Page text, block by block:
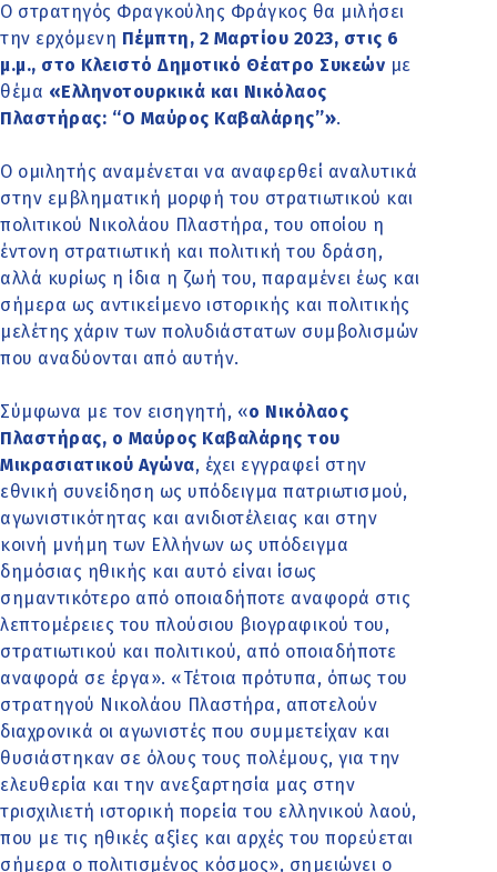
Ο στρατηγός Φραγκούλης Φράγκος θα μιλήσει
την ερχόμενη Πέμπτη, 2 Μαρτίου 2023, στις 6
μ.μ., στο Κλειστό Δημοτικό Θέατρο Συκεών με
θέμα «Ελληνοτουρκικά και Νικόλαος
Πλαστήρας: ‘‘Ο Μαύρος Καβαλάρης’’».
Ο ομιλητής αναμένεται να αναφερθεί αναλυτικά
στην εμβληματική μορφή του στρατιωτικού και
πολιτικού Νικολάου Πλαστήρα, του οποίου η
έντονη στρατιωτική και πολιτική του δράση,
αλλά κυρίως η ίδια η ζωή του, παραμένει έως και
σήμερα ως αντικείμενο ιστορικής και πολιτικής
μελέτης χάριν των πολυδιάστατων συμβολισμών
που αναδύονται από αυτήν.
Σύμφωνα με τον εισηγητή, «ο Νικόλαος
Πλαστήρας, ο Μαύρος Καβαλάρης του
Μικρασιατικού Αγώνα, έχει εγγραφεί στην
εθνική συνείδηση ως υπόδειγμα πατριωτισμού,
αγωνιστικότητας και ανιδιοτέλειας και στην
κοινή μνήμη των Ελλήνων ως υπόδειγμα
δημόσιας ηθικής και αυτό είναι ίσως
σημαντικότερο από οποιαδήποτε αναφορά στις
λεπτομέρειες του πλούσιου βιογραφικού του,
στρατιωτικού και πολιτικού, από οποιαδήποτε
αναφορά σε έργα». «Τέτοια πρότυπα, όπως του
στρατηγού Νικολάου Πλαστήρα, αποτελούν
διαχρονικά οι αγωνιστές που συμμετείχαν και
θυσιάστηκαν σε όλους τους πολέμους, για την
ελευθερία και την ανεξαρτησία μας στην
τρισχιλιετή ιστορική πορεία του ελληνικού λαού,
που με τις ηθικές αξίες και αρχές του πορεύεται
σήμερα ο πολιτισμένος κόσμος», σημειώνει ο